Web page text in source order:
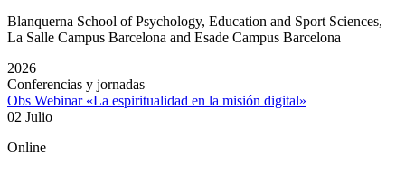
Blanquerna School of Psychology, Education and Sport Sciences,
La Salle Campus Barcelona and Esade Campus Barcelona
2026
Conferencias y jornadas
Obs Webinar «La espiritualidad en la misión digital»
02 Julio
Online